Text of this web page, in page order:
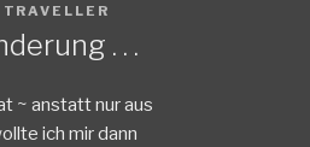
TRAVELLER
. . .
~ anstatt nur aus
ich mir dann